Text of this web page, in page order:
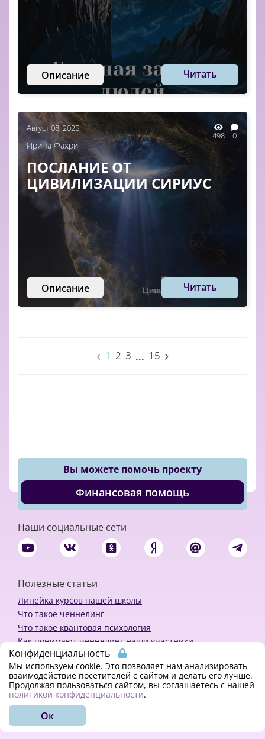
Описание Читать
Август 08, 2025
498 0
Ирина Фахри
ПОСЛАНИЕ ОТ
ЦИВИЛИЗАЦИИ СИРИУС
Описание Читать
‹ 1 2 3 ... 15 ›
Вы можете помочь проекту
Финансовая помощь
Наши социальные сети
Полезные статьи
Линейка курсов нашей школы
Что такое ченнелинг
Что такое квантовая психология
Как понимают ченнелинг наши участники
Политика конфиденциальности
Закажи ченнелинг
© 2018 - 2023 Kvreal2018 | All rights reserved.
Конфиденциальность
Мы используем cookie. Это позволяет нам анализировать
взаимодействие посетителей с сайтом и делать его лучше.
Продолжая пользоваться сайтом, вы соглашаетесь с нашей
политикой конфиденциальности.
Ок